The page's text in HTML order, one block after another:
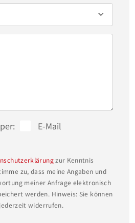
PKW-Stellplätze für 45,- EUR
(mit E-Ladestation für 55,-
E-Mail
zur Kenntnis
zu, dass meine Angaben und
meiner Anfrage elektronisch
werden. Hinweis: Sie können
widerrufen.